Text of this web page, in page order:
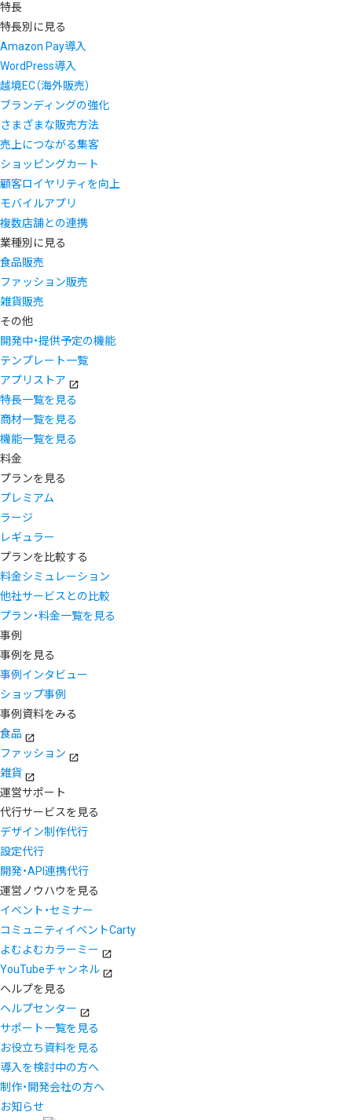
特長
特長別に見る
Amazon Pay導入
WordPress導入
越境EC（海外販売）
ブランディングの強化
さまざまな販売方法
売上につながる集客
ショッピングカート
顧客ロイヤリティを向上
モバイルアプリ
複数店舗との連携
業種別に見る
食品販売
ファッション販売
雑貨販売
その他
開発中・提供予定の機能
テンプレート一覧
アプリストア
特長一覧を見る
商材一覧を見る
機能一覧を見る
料金
プランを見る
プレミアム
ラージ
レギュラー
プランを比較する
料金シミュレーション
他社サービスとの比較
プラン・料金一覧を見る
事例
事例を見る
事例インタビュー
ショップ事例
事例資料をみる
食品
ファッション
雑貨
運営サポート
代行サービスを見る
デザイン制作代行
設定代行
開発・API連携代行
運営ノウハウを見る
イベント・セミナー
コミュニティイベントCarty
よむよむカラーミー
YouTubeチャンネル
ヘルプを見る
ヘルプセンター
サポート一覧を見る
お役立ち資料を見る
導入を検討中の方へ
制作・開発会社の方へ
お知らせ